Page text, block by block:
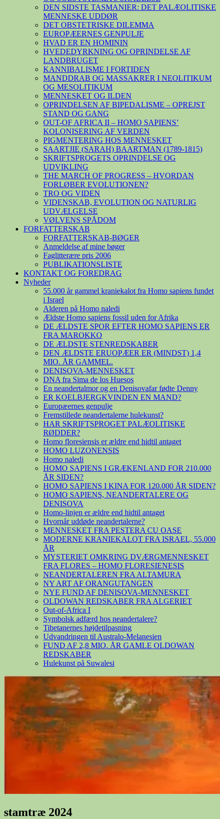
DEN SIDSTE TASMANIER: DET PALÆOLITISKE
MENNESKE UDDØR
DET OBSTETRISKE DILEMMA
EUROPÆERNES GENPULJE
HVAD ER EN HOMININ
HVEDEDYRKNING OG OPRINDELSE AF
LANDBRUGET
KANNIBALISME I FORTIDEN
MANDDRAB OG MASSAKRER I NEOLITIKUM
OG MESOLITIKUM
MENNESKET OG ILDEN
OPRINDELSEN AF BIPEDALISME – OPREJST
STAND OG GANG
OUT-OF AFRICA II – HOMO SAPIENS’
KOLONISERING AF VERDEN
PIGMENTERING HOS MENNESKET
SAARTJIE (SARAH) BAARTMAN (1789-1815)
SKRIFTSPROGETS OPRINDELSE OG
UDVIKLING
THE MARCH OF PROGRESS – HVORDAN
FORLØBER EVOLUTIONEN?
TRO OG VIDEN
VIDENSKAB, EVOLUTION OG NATURLIG
UDVÆLGELSE
VØLVENS SPÅDOM
FORFATTERSKAB
FORFATTERSKAB-BØGER
Anmeldelse af mine bøger
Faglitterære pris 2006
PUBLIKATIONSLISTE
KONTAKT OG FOREDRAG
Nyheder
55.000 år gammel kraniekalot fra Homo sapiens fundet
i Israel
Alderen på Homo naledi
Ældste Homo sapiens fossil uden for Afrika
DE ÆLDSTE SPOR EFTER HOMO SAPIENS ER
FRA MAROKKO
DE ÆLDSTE STENREDSKABER
DEN ÆLDSTE ERUOPÆER ER (MINDST) 1,4
MIO. ÅR GAMMEL.
DENISOVA-MENNESKET
DNA fra Sima de los Huesos
En neandertalmor og en Denisovafar fødte Denny
ER KOELBJERGKVINDEN EN MAND?
Europæernes genpulje
Fremstillede neandertalerne hulekunst?
HAR SKRIFTSPROGET PALÆOLITISKE
RØDDER?
Homo floresiensis er ældre end hidtil antaget
HOMO LUZONENSIS
Homo naledi
HOMO SAPIENS I GRÆKENLAND FOR 210.000
ÅR SIDEN?
HOMO SAPIENS I KINA FOR 120.000 ÅR SIDEN?
HOMO SAPIENS, NEANDERTALERE OG
DENISOVA
Homo-linjen er ældre end hidtil antaget
Hvornår uddøde neandertalerne?
MENNESKET FRA PESTERA CU OASE
MODERNE KRANIEKALOT FRA ISRAEL, 55.000
ÅR
MYSTERIET OMKRING DVÆRGMENNESKET
FRA FLORES – HOMO FLORESIENESIS
NEANDERTALEREN FRA ALTAMURA
NY ART AF ORANGUTANGEN
NYE FUND AF DENISOVA-MENNESKET
OLDOWAN REDSKABER FRA ALGERIET
Out-of-Africa I
Symbolsk adfærd hos neandertalere?
Tibetanernes højdetilpasning
Udvandringen til Australo-Melanesien
FUND AF 2,8 MIO. ÅR GAMLE OLDOWAN
REDSKABER
Hulekunst på Suwalesi
stamtræ 2024